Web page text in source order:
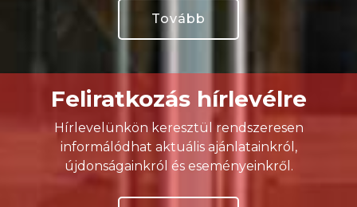
Tovább
Feliratkozás hírlevélre
Hírlevelünkön keresztül rendszeresen
informálódhat aktuális ajánlatainkról,
újdonságainkról és eseményeinkről.